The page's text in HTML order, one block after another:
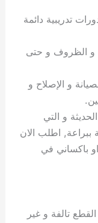
تدريبية دائمة
و الظروف و حتى
و الإصلاح و
و التي
ببراعة, اطلب الان
باكساني في
تالفة و غير